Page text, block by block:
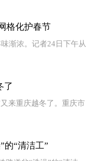
格化护春节
渐浓。记者24日下午从
了
来重庆越冬了。重庆市
的“清洁工”